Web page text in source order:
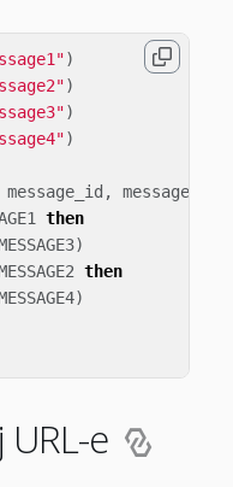
)
)
)
)
message_id , message
then
)
then
)
e